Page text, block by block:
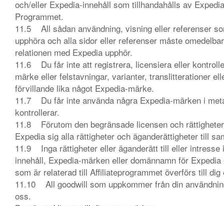
och/eller Expedia-innehåll som tillhandahålls av
Programmet.
11.5 All sådan användning, visning eller referenser
upphöra och alla sidor eller referenser måste
relationen med Expedia upphör.
11.6 Du får inte att registrera, licensiera eller
märke eller felstavningar, varianter, translitterationer
förvillande lika något Expedia-märke.
11.7 Du får inte använda några Expedia-märken i
kontrollerar.
11.8 Förutom den begränsade licensen och
Expedia sig alla rättigheter och äganderättigheter till
11.9 Inga rättigheter eller äganderätt till eller intresse
innehåll, Expedia-märken eller domännamn för
som är relaterad till Affiliateprogrammet överförs till
11.10 All goodwill som uppkommer från din
oss.